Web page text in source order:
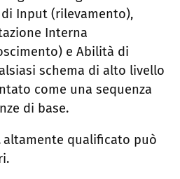
Input (rilevamento),
Interna
e Abilità di
schema di alto livello
come una sequenza
di base.
altamente qualificato può